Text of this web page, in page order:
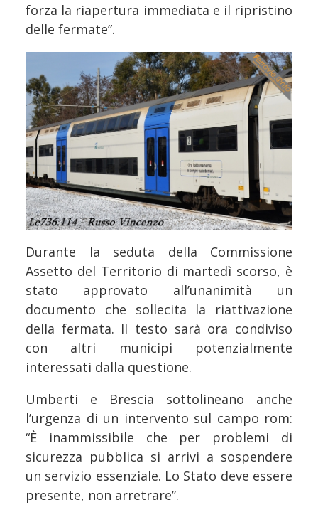
forza la riapertura immediata e il ripristino
delle fermate”.
Durante la seduta della Commissione
Assetto del Territorio di martedì scorso, è
stato approvato all’unanimità un
documento che sollecita la riattivazione
della fermata. Il testo sarà ora condiviso
con altri municipi potenzialmente
interessati dalla questione.
Umberti e Brescia sottolineano anche
l’urgenza di un intervento sul campo rom:
“È inammissibile che per problemi di
sicurezza pubblica si arrivi a sospendere
un servizio essenziale. Lo Stato deve essere
presente, non arretrare”.